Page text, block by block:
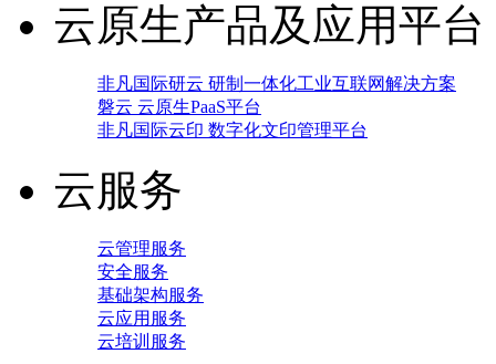
云原生产品及应用平台
非凡国际研云 研制一体化工业互联网解决方案
磐云 云原生PaaS平台
非凡国际云印 数字化文印管理平台
云服务
云管理服务
安全服务
基础架构服务
云应用服务
云培训服务